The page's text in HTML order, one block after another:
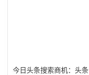
今日头条搜索商机：头条